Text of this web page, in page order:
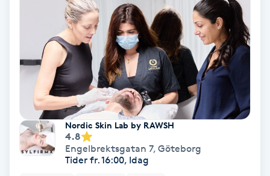
Medicinsk massage
Meditation
Medium
Megavolymfransar
Melasma
Nordic Skin Lab by RAWSH
4.8
Engelbrektsgatan 7, Göteborg
Tider fr. 16:00, Idag